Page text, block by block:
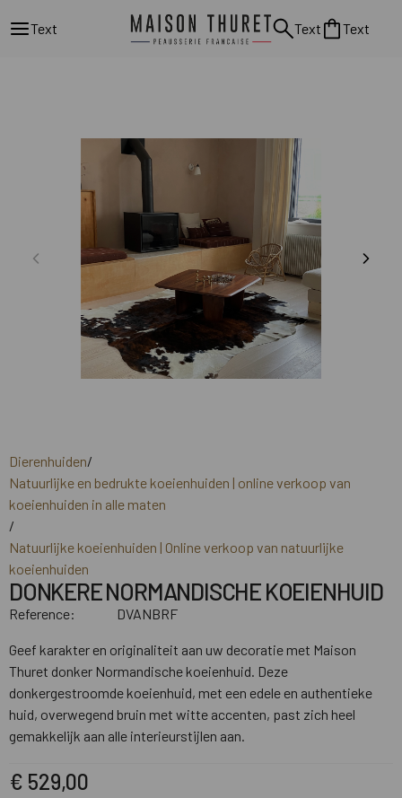
Text Text Text
Dierenhuiden/
Natuurlijke en bedrukte koeienhuiden | online verkoop van
koeienhuiden in alle maten
/
Natuurlijke koeienhuiden | Online verkoop van natuurlijke
koeienhuiden
DONKERE NORMANDISCHE KOEIENHUID
Reference: DVANBRF
Geef karakter en originaliteit aan uw decoratie met Maison
Thuret donker Normandische koeienhuid. Deze
donkergestroomde koeienhuid, met een edele en authentieke
huid, overwegend bruin met witte accenten, past zich heel
gemakkelijk aan alle interieurstijlen aan.
€ 529,00